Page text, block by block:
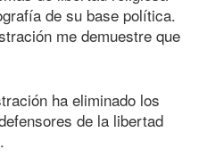
de su base política.
me demuestre que
ha eliminado los
de la libertad